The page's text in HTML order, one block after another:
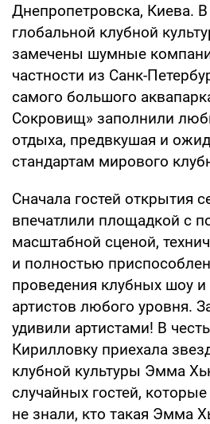
Днепропетровска, Киева.
глобальной клубной
замечены шумные
частности из Санк-
самого большого
Сокровищ» заполнили
отдыха, предвкушая и
стандартам мирового
Сначала гостей открытия
впечатлили площадкой с
масштабной сценой,
и полностью
проведения клубных шоу
артистов любого уровня.
удивили артистами! В
Кирилловку приехала
клубной культуры Эмма
случайных гостей,
не знали, кто такая Эмма